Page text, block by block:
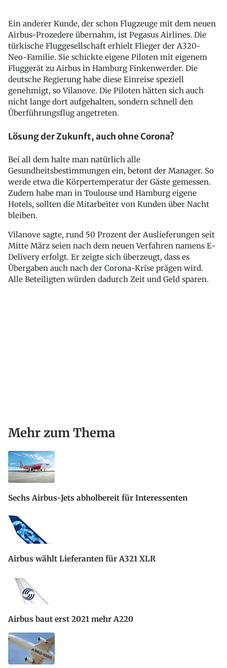
Ein anderer Kunde, der schon Flugzeuge mit dem neuen
Airbus-Prozedere übernahm, ist Pegasus Airlines. Die
türkische Fluggesellschaft erhielt Flieger der A320-
Neo-Familie. Sie schickte eigene Piloten mit eigenem
Fluggerät zu Airbus in Hamburg Finkenwerder. Die
deutsche Regierung habe diese Einreise speziell
genehmigt, so Vilanove. Die Piloten hätten sich auch
nicht lange dort aufgehalten, sondern schnell den
Überführungsflug angetreten.
Lösung der Zukunft, auch ohne Corona?
Bei all dem halte man natürlich alle
Gesundheitsbestimmungen ein, betont der Manager. So
werde etwa die Körpertemperatur der Gäste gemessen.
Zudem habe man in Toulouse und Hamburg eigene
Hotels, sollten die Mitarbeiter von Kunden über Nacht
bleiben.
Vilanove sagte, rund 50 Prozent der Auslieferungen seit
Mitte März seien nach dem neuen Verfahren namens E-
Delivery erfolgt. Er zeigte sich überzeugt, dass es
Übergaben auch nach der Corona-Krise prägen wird.
Alle Beteiligten würden dadurch Zeit und Geld sparen.
Mehr zum Thema
Sechs Airbus-Jets abholbereit für Interessenten
Airbus wählt Lieferanten für A321 XLR
Airbus baut erst 2021 mehr A220